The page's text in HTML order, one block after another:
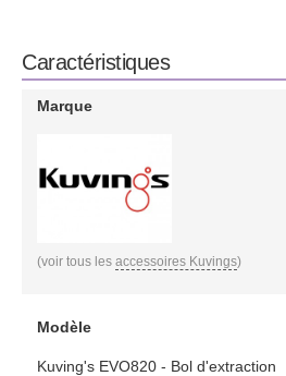
Caractéristiques
Marque
(voir tous les accessoires Kuvings)
Modèle
Kuving's EVO820 - Bol d'extraction